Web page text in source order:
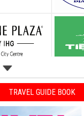
TRAVEL GUIDE BOOK